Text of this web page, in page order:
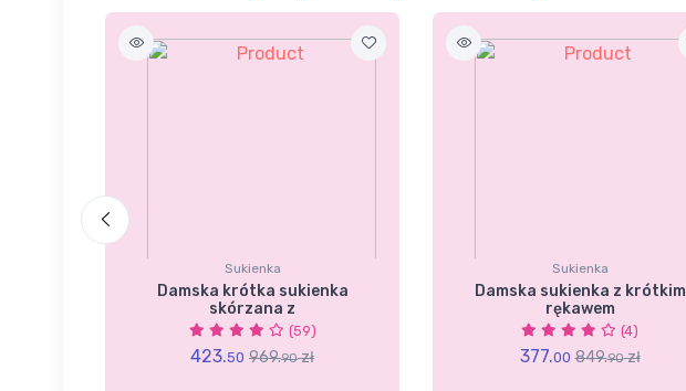
Sukienka
Damska krótka sukienka
skórzana z
(59)
423.50 969.90zł
Sukienka
Damska sukienka z krótkim
rękawem
(4)
377.00 849.90zł